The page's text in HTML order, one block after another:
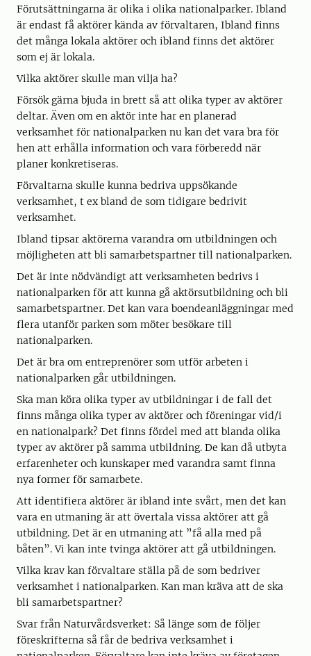
Förutsättningarna är olika i olika nationalparker. Ibland
är endast få aktörer kända av förvaltaren, Ibland finns
det många lokala aktörer och ibland finns det aktörer
som ej är lokala.
Vilka aktörer skulle man vilja ha?
Försök gärna bjuda in brett så att olika typer av aktörer
deltar. Även om en aktör inte har en planerad
verksamhet för nationalparken nu kan det vara bra för
hen att erhålla information och vara förberedd när
planer konkretiseras.
Förvaltarna skulle kunna bedriva uppsökande
verksamhet, t ex bland de som tidigare bedrivit
verksamhet.
Ibland tipsar aktörerna varandra om utbildningen och
möjligheten att bli samarbetspartner till nationalparken.
Det är inte nödvändigt att verksamheten bedrivs i
nationalparken för att kunna gå aktörsutbildning och bli
samarbetspartner. Det kan vara boendeanläggningar med
flera utanför parken som möter besökare till
nationalparken.
Det är bra om entreprenörer som utför arbeten i
nationalparken går utbildningen.
Ska man köra olika typer av utbildningar i de fall det
finns många olika typer av aktörer och föreningar vid/i
en nationalpark? Det finns fördel med att blanda olika
typer av aktörer på samma utbildning. De kan då utbyta
erfarenheter och kunskaper med varandra samt finna
nya former för samarbete.
Att identifiera aktörer är ibland inte svårt, men det kan
vara en utmaning är att övertala vissa aktörer att gå
utbildning. Det är en utmaning att ”få alla med på
båten”. Vi kan inte tvinga aktörer att gå utbildningen.
Vilka krav kan förvaltare ställa på de som bedriver
verksamhet i nationalparken. Kan man kräva att de ska
bli samarbetspartner?
Svar från Naturvårdsverket: Så länge som de följer
föreskrifterna så får de bedriva verksamhet i